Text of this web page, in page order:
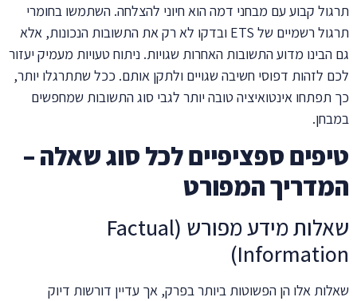
תרגול קבוע עם מבחני דמה הוא חיוני להצלחה. השתמשו בחומרי
תרגול רשמיים של ETS ובדקו לא רק את התשובות הנכונות, אלא
גם הבינו מדוע התשובות האחרות שגויות. ניתוח טעויות מעמיק יעזור
לכם לזהות דפוסי חשיבה שגויים ולתקן אותם. ככל שתתרגלו יותר,
כך תפתחו אינטואיציה טובה יותר לגבי סוג התשובות שמחפשים
במבחן.
טיפים ספציפיים לכל סוג שאלה –
המדריך המפורט
שאלות מידע מפורש (Factual
Information)
שאלות אלו הן הפשוטות ביותר בפרק, אך עדיין דורשות דיוק